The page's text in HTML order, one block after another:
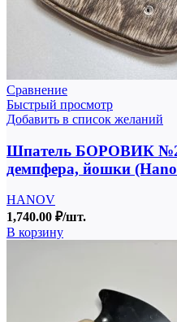
Сравнение
Быстрый просмотр
Добавить в список желаний
Шпатель БОРОВИК №2
демпфера, йошки
HANOV
1,740.00 ₽/шт.
В корзину